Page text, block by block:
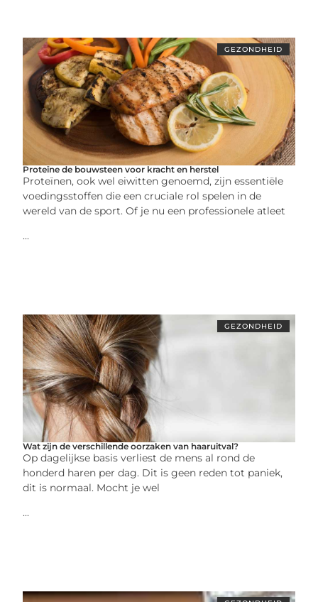
GEZONDHEID
Proteïne de bouwsteen voor kracht en herstel
Proteïnen, ook wel eiwitten genoemd, zijn essentiële
voedingsstoffen die een cruciale rol spelen in de
wereld van de sport. Of je nu een professionele atleet
...
GEZONDHEID
Wat zijn de verschillende oorzaken van haaruitval?
Op dagelijkse basis verliest de mens al rond de
honderd haren per dag. Dit is geen reden tot paniek,
dit is normaal. Mocht je wel
...